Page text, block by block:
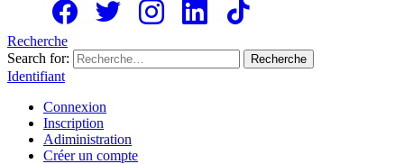
Recherche
Search for:
Recherche
Identifiant
Connexion
Inscription
Adiministration
Créer un compte